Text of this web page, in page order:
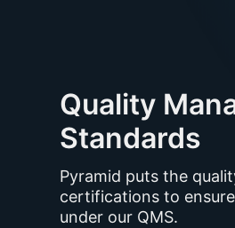
Quality
Standards
Pyramid puts the
certifications to
under our QMS.